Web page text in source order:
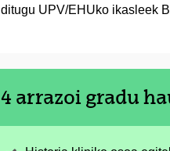
ditugu UPV/EHUko ikasleek
4 arrazoi gradu